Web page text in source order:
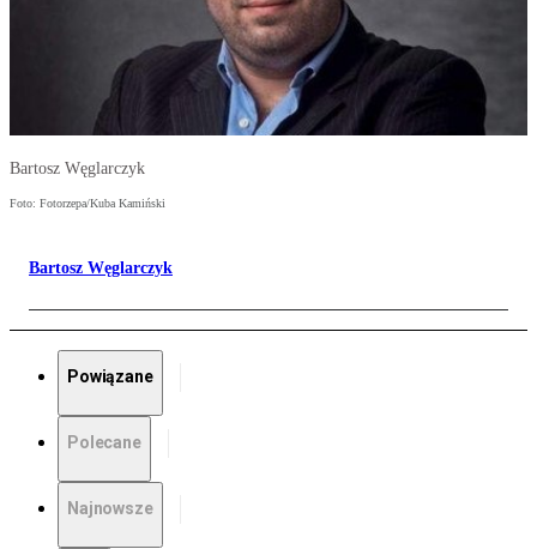
Bartosz Węglarczyk
Foto: Fotorzepa/Kuba Kamiński
Bartosz Węglarczyk
Powiązane
Polecane
Najnowsze